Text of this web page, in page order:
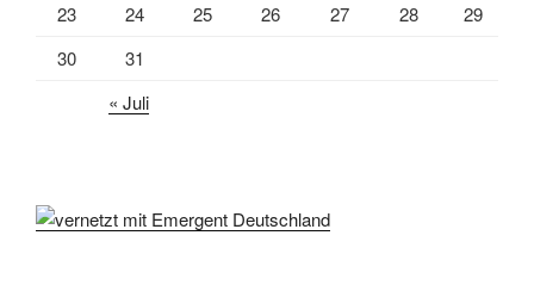
23
24 25 26 27 28
29
30
31
« Juli